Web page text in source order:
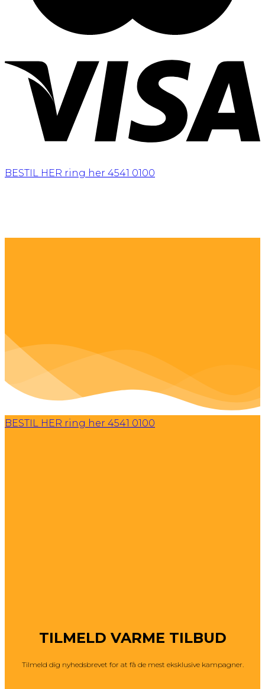
BESTIL HER ring her 4541 0100
BESTIL HER ring her 4541 0100
TILMELD VARME TILBUD
Tilmeld dig nyhedsbrevet for at få de mest eksklusive kampagner.